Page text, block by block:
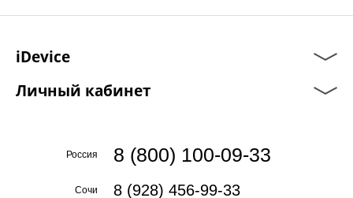
iDevice
Личный кабинет
Россия 8 (800) 100-09-33
Сочи 8 (928) 456-99-33